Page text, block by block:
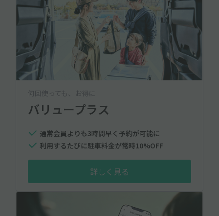
何回使っても、お得に
バリュープラス
通常会員よりも3時間早く予約が可能に
利用するたびに駐車料金が常時10%OFF
詳しく見る